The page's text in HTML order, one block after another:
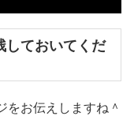
しておいてくだ
をお伝えしますね＾